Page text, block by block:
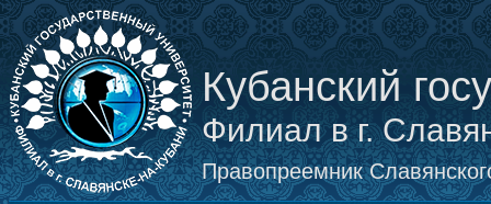
Кубанский
Филиал в г.
Правопреемник